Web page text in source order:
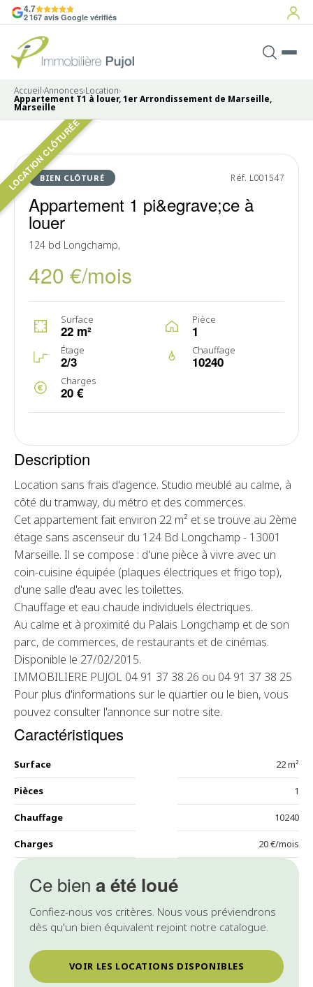
4.7
2 167 avis Google vérifiés
Accueil›Annonces›Location›
Appartement T1 à louer, 1er Arrondissement de Marseille,
Marseille
LOCATION CLÔTURÉE
BIEN CLÔTURÉ Réf. L001547
Appartement 1 pi&egrave;ce à
louer
124 bd Longchamp,
420 €/mois
Surface
22 m²
Pièce
1
Étage
2/3
Chauffage
10240
Charges
20 €
Ce bien a été loué
Confiez-nous vos critères. Nous vous préviendrons
dès qu'un bien équivalent rejoint notre catalogue.
VOIR LES LOCATIONS DISPONIBLES
Pas de photo disponible
LOUÉ
Description
Location sans frais d'agence. Studio meublé au calme, à
côté du tramway, du métro et des commerces.
Cet appartement fait environ 22 m² et se trouve au 2ème
étage sans ascenseur du 124 Bd Longchamp - 13001
Marseille. Il se compose : d'une pièce à vivre avec un
coin-cuisine équipée (plaques électriques et frigo top),
d'une salle d'eau avec les toilettes.
Chauffage et eau chaude individuels électriques.
Au calme et à proximité du Palais Longchamp et de son
parc, de commerces, de restaurants et de cinémas.
Disponible le 27/02/2015.
IMMOBILIERE PUJOL 04 91 37 38 26 ou 04 91 37 38 25
Pour plus d'informations sur le quartier ou le bien, vous
pouvez consulter l'annonce sur notre site.
Caractéristiques
Surface 22 m²
Pièces 1
Chauffage 10240
Charges 20 €/mois